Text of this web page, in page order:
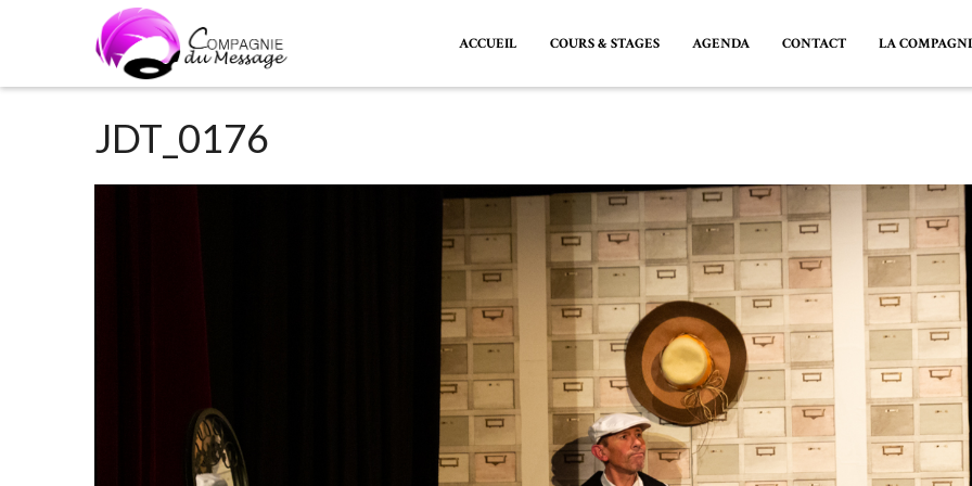
ACCUEIL COURS & STAGES AGENDA CONTACT LA
JDT_0176